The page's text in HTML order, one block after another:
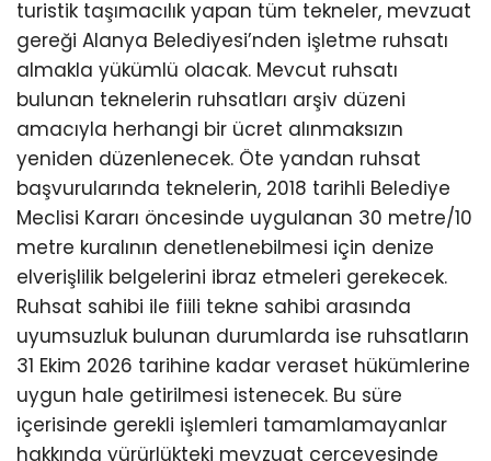
turistik taşımacılık yapan tüm tekneler, mevzuat
gereği Alanya Belediyesi’nden işletme ruhsatı
almakla yükümlü olacak. Mevcut ruhsatı
bulunan teknelerin ruhsatları arşiv düzeni
amacıyla herhangi bir ücret alınmaksızın
yeniden düzenlenecek. Öte yandan ruhsat
başvurularında teknelerin, 2018 tarihli Belediye
Meclisi Kararı öncesinde uygulanan 30 metre/10
metre kuralının denetlenebilmesi için denize
elverişlilik belgelerini ibraz etmeleri gerekecek.
Ruhsat sahibi ile fiili tekne sahibi arasında
uyumsuzluk bulunan durumlarda ise ruhsatların
31 Ekim 2026 tarihine kadar veraset hükümlerine
uygun hale getirilmesi istenecek. Bu süre
içerisinde gerekli işlemleri tamamlamayanlar
hakkında yürürlükteki mevzuat çerçevesinde